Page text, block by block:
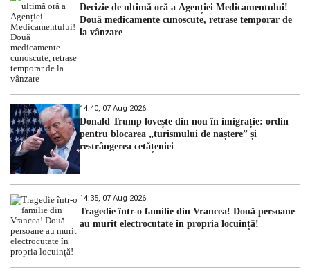
Decizie de ultimă oră a Agenției Medicamentului!
Două medicamente cunoscute, retrase temporar de
la vânzare
14:40, 07 Aug 2026
Donald Trump lovește din nou în imigrație: ordin
pentru blocarea „turismului de naștere” și
restrângerea cetățeniei
14:35, 07 Aug 2026
Tragedie într-o familie din Vrancea! Două persoane
au murit electrocutate în propria locuință!